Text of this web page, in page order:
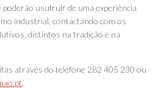
usufruir de uma experiência
industrial, contactando com os
distintos na tradição e na
através do telefone 282 405 230 ou
.